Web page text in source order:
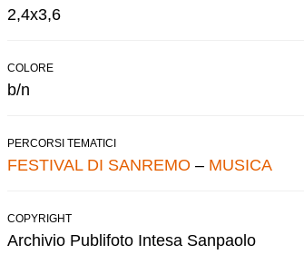
2,4x3,6
COLORE
b/n
PERCORSI TEMATICI
FESTIVAL DI SANREMO – MUSICA
COPYRIGHT
Archivio Publifoto Intesa Sanpaolo